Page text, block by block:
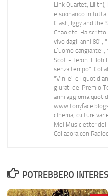
Link Quartet,
e suonando in tutta
Clash, Iggy and the
Chao etc. Ha
vivo dagli anni 80",
L’uomo cangiante",
Scott-Heron Il Bob
senza tempo".
"Vinile" e i
giurati del Premio
anni aggiorna
cinema, culture
Mei Musicletter del
Collabora con
POTREBBERO